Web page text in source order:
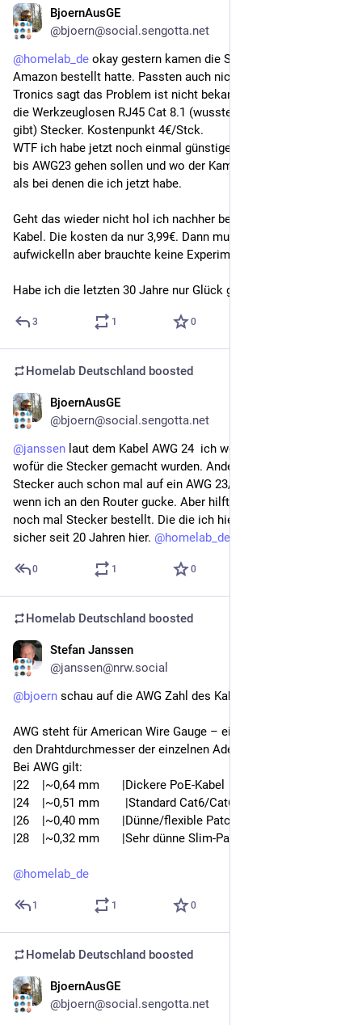
BjoernAusGE
@bjoern@social.sengotta.net
@homelab_de okay gestern kamen die Stecker an die ich bei
Amazon bestellt hatte. Passten auch nicht. Kabelverkäufter IT-
Tronics sagt das Problem ist nicht bekannt also nimm einfach
die Werkzeuglosen RJ45 Cat 8.1 (wusste garnicht das es das
gibt) Stecker. Kostenpunkt 4€/Stck.
WTF ich habe jetzt noch einmal günstige Stecker bestellt die
bis AWG23 gehen sollen und wo der Kamm anders aussieht
als bei denen die ich jetzt habe.
Geht das wieder nicht hol ich nachher bei Action vier 10m
Kabel. Die kosten da nur 3,99€. Dann muss ich zwar
aufwickelln aber brauchte keine Experimente mehr machen.
Habe ich die letzten 30 Jahre nur Glück gehabt?
3 1 0
Homelab Deutschland boosted
BjoernAusGE
@bjoern@social.sengotta.net
@janssen laut dem Kabel AWG 24  ich weiss jedoch nicht
wofür die Stecker gemacht wurden. Andererseit habe ich die
Stecker auch schon mal auf ein AWG 23/1 Kabel gecrimpt
wenn ich an den Router gucke. Aber hilft nix ich habe jetzt
noch mal Stecker bestellt. Die die ich hier habe habe ich
sicher seit 20 Jahren hier. @homelab_de
0 1 0
Homelab Deutschland boosted
Stefan Janssen
@janssen@nrw.social
@bjoern schau auf die AWG Zahl des Kabels
AWG steht für American Wire Gauge – eine Maßangabe für
den Drahtdurchmesser der einzelnen Adern im Netzwerkkabel.
Bei AWG gilt:
|22    |~0,64 mm       |Dickere PoE-Kabel         |
|24    |~0,51 mm        |Standard Cat6/Cat6A   |
|26    |~0,40 mm       |Dünne/flexible Patchkabel |
|28    |~0,32 mm       |Sehr dünne Slim-Patchkabel|
@homelab_de
1 1 0
Homelab Deutschland boosted
BjoernAusGE
@bjoern@social.sengotta.net